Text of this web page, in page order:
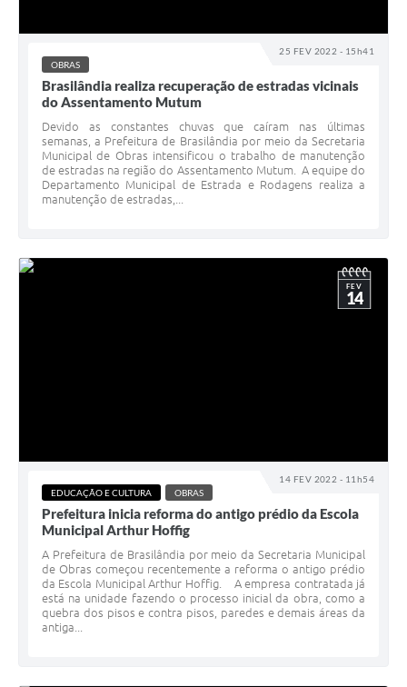
25 FEV 2022 - 15h41
OBRAS
Brasilândia realiza recuperação de estradas vicinais
do Assentamento Mutum
Devido as constantes chuvas que caíram nas últimas
semanas, a Prefeitura de Brasilândia por meio da Secretaria
Municipal de Obras intensificou o trabalho de manutenção
de estradas na região do Assentamento Mutum. A equipe do
Departamento Municipal de Estrada e Rodagens realiza a
manutenção de estradas,...
14 FEV 2022 - 11h54
FEV
14
EDUCAÇÃO E CULTURA OBRAS
Prefeitura inicia reforma do antigo prédio da Escola
Municipal Arthur Hoffig
A Prefeitura de Brasilândia por meio da Secretaria Municipal
de Obras começou recentemente a reforma o antigo prédio
da Escola Municipal Arthur Hoffig. A empresa contratada já
está na unidade fazendo o processo inicial da obra, como a
quebra dos pisos e contra pisos, paredes e demais áreas da
antiga...